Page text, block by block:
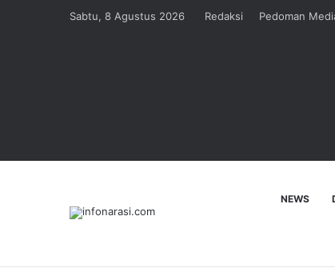
Sabtu, 8 Agustus 2026 Redaksi Pedoman
NEWS